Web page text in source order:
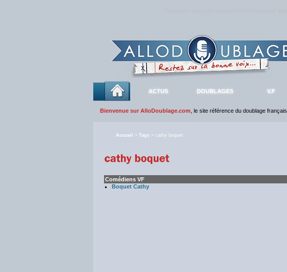
ACTUS DOUBLAGES V.F
Bienvenue sur AlloDoublage.com , le site référence du doublage français.
Accueil > Tags > cathy boquet
Comédiens VF
Boquet Cathy